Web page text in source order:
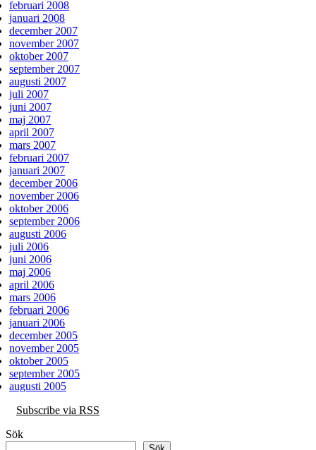
februari 2008
januari 2008
december 2007
november 2007
oktober 2007
september 2007
augusti 2007
juli 2007
juni 2007
maj 2007
april 2007
mars 2007
februari 2007
januari 2007
december 2006
november 2006
oktober 2006
september 2006
augusti 2006
juli 2006
juni 2006
maj 2006
april 2006
mars 2006
februari 2006
januari 2006
december 2005
november 2005
oktober 2005
september 2005
augusti 2005
Subscribe via RSS
Sök